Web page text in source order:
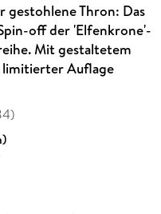
gestohlene Thron: Das
off der 'Elfenkrone'-
Mit gestaltetem
Auflage
)